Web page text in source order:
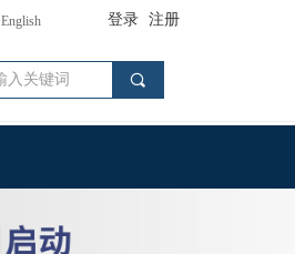
끠
登录 注册
English